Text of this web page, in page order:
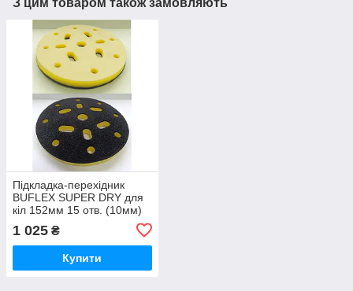
З цим товаром також замовляють
Підкладка-перехідник
BUFLEX SUPER DRY для
кіл 152мм 15 отв. (10мм)
1 025 ₴
Купити